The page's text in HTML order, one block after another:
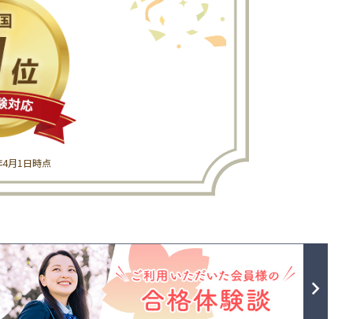
月1日時点